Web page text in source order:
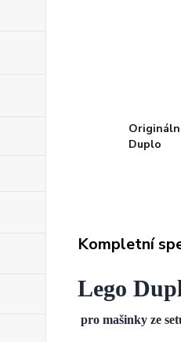
Duplo
Kompletní
Lego
pro mašinky ze